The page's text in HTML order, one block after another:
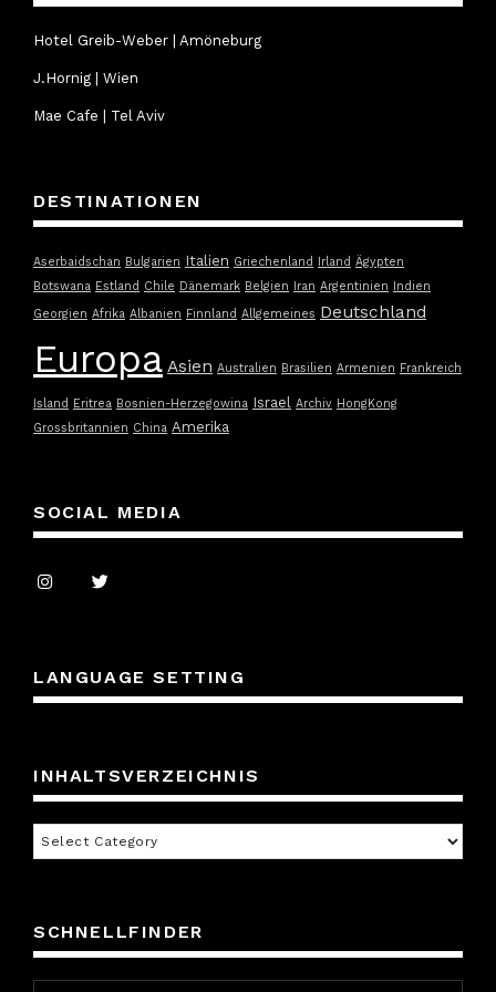
Hotel Greib-Weber | Amöneburg
J.Hornig | Wien
Mae Cafe | Tel Aviv
DESTINATIONEN
Aserbaidschan Bulgarien Italien Griechenland Irland Ägypten
Botswana Estland Chile Dänemark Belgien Iran Argentinien Indien
Georgien Afrika Albanien Finnland Allgemeines Deutschland
Europa Asien Australien Brasilien Armenien Frankreich
Island Eritrea Bosnien-Herzegowina Israel Archiv HongKong
Grossbritannien China Amerika
SOCIAL MEDIA
LANGUAGE SETTING
INHALTSVERZEICHNIS
Inhaltsverzeichnis
SCHNELLFINDER